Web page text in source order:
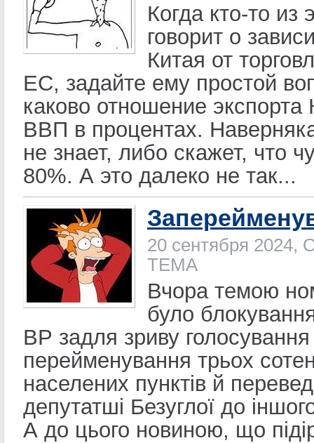
Когда кто-то из
говорит о
Китая от
ЕС, задайте ему простой
каково отношение экспорта
ВВП в процентах.
не знает, либо скажет, что
80%. А это далеко не так...
20 сентября 2024,
ТЕМА
Вчора темою
було
ВР задля зриву
перейменування трьох
населених пунктів й
депутатші Безуглої до
А до цього новиною, що